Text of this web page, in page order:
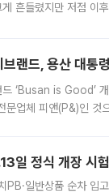
흔들렸지만 저점 이
드, 용산 대통
‘Busan is Good’
업체 피앤(P&)인 것
일 정식 개장 시
일반상품 순차 입